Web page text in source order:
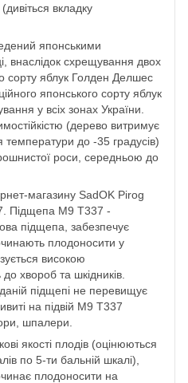
вкладку
японськими
внаслідок схрещування двох
сорту яблук Голден Делшес
японського сорту яблук
у всіх зонах України.
(дерево витримує
до -35 градусів)
роси, середньою до
магазину SadOK Pirog
Підщепа M9 T337 -
підщепа, забезпечує
плодоносити у
високою
до хвороб та шкідників.
підщепі не перевищує
на підвій M9 T337
шпалери.
якості плодів (оцінюються
по 5-ти бальній шкалі),
плодоносити на